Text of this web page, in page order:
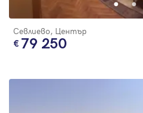
Севлиево, Център
79 250